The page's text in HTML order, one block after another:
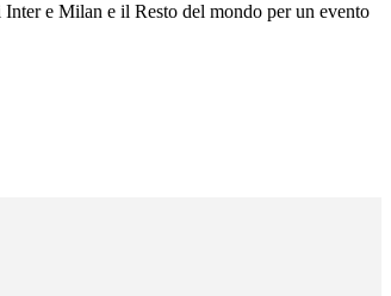
e Milan e il Resto del mondo per un evento